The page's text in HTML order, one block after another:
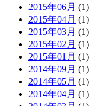
2015年06月 (1)
2015年04月 (1)
2015年03月 (1)
2015年02月 (1)
2015年01月 (1)
2014年09月 (1)
2014年05月 (1)
2014年04月 (1)